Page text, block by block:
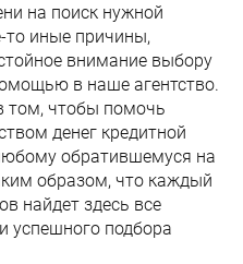
на поиск нужной
то иные причины,
внимание выбору
в наше агентство.
том, чтобы помочь
денег кредитной
обратившемуся на
образом, что каждый
найдет здесь все
успешного подбора